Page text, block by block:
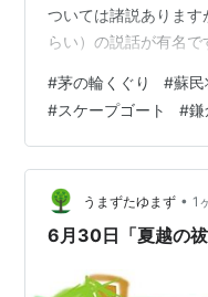
ついては諸説あります
らい）の説話が有名
ければ、茅の輪を腰に
れたとされています
染病は疫病神に取り
祭祀を行ってきました
#茅の輪くぐり #蘇
#スケープゴート #鎌
うまずたゆまず • 1
6月30日「夏越の祓